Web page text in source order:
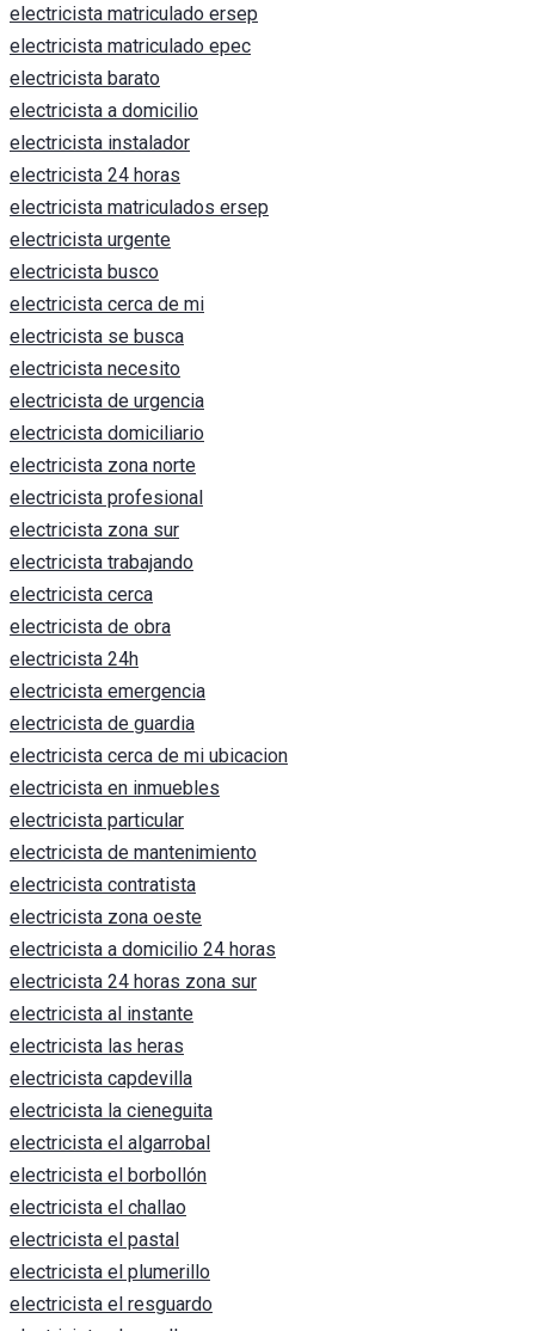
electricista matriculado ersep
electricista matriculado epec
electricista barato
electricista a domicilio
electricista instalador
electricista 24 horas
electricista matriculados ersep
electricista urgente
electricista busco
electricista cerca de mi
electricista se busca
electricista necesito
electricista de urgencia
electricista domiciliario
electricista zona norte
electricista profesional
electricista zona sur
electricista trabajando
electricista cerca
electricista de obra
electricista 24h
electricista emergencia
electricista de guardia
electricista cerca de mi ubicacion
electricista en inmuebles
electricista particular
electricista de mantenimiento
electricista contratista
electricista zona oeste
electricista a domicilio 24 horas
electricista 24 horas zona sur
electricista al instante
electricista las heras
electricista capdevilla
electricista la cieneguita
electricista el algarrobal
electricista el borbollón
electricista el challao
electricista el pastal
electricista el plumerillo
electricista el resguardo